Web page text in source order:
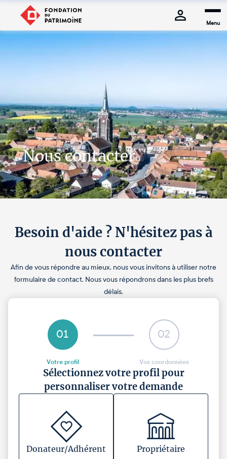
Menu
Nous contacter
Besoin d'aide ? N'hésitez pas à
nous contacter
Afin de vous répondre au mieux, nous vous invitons à utiliser notre
formulaire de contact. Nous vous répondrons dans les plus brefs
délais.
01
Votre profil
02
Vos coordonnées
Sélectionnez votre profil pour
personnaliser votre demande
Donateur/Adhérent Propriétaire